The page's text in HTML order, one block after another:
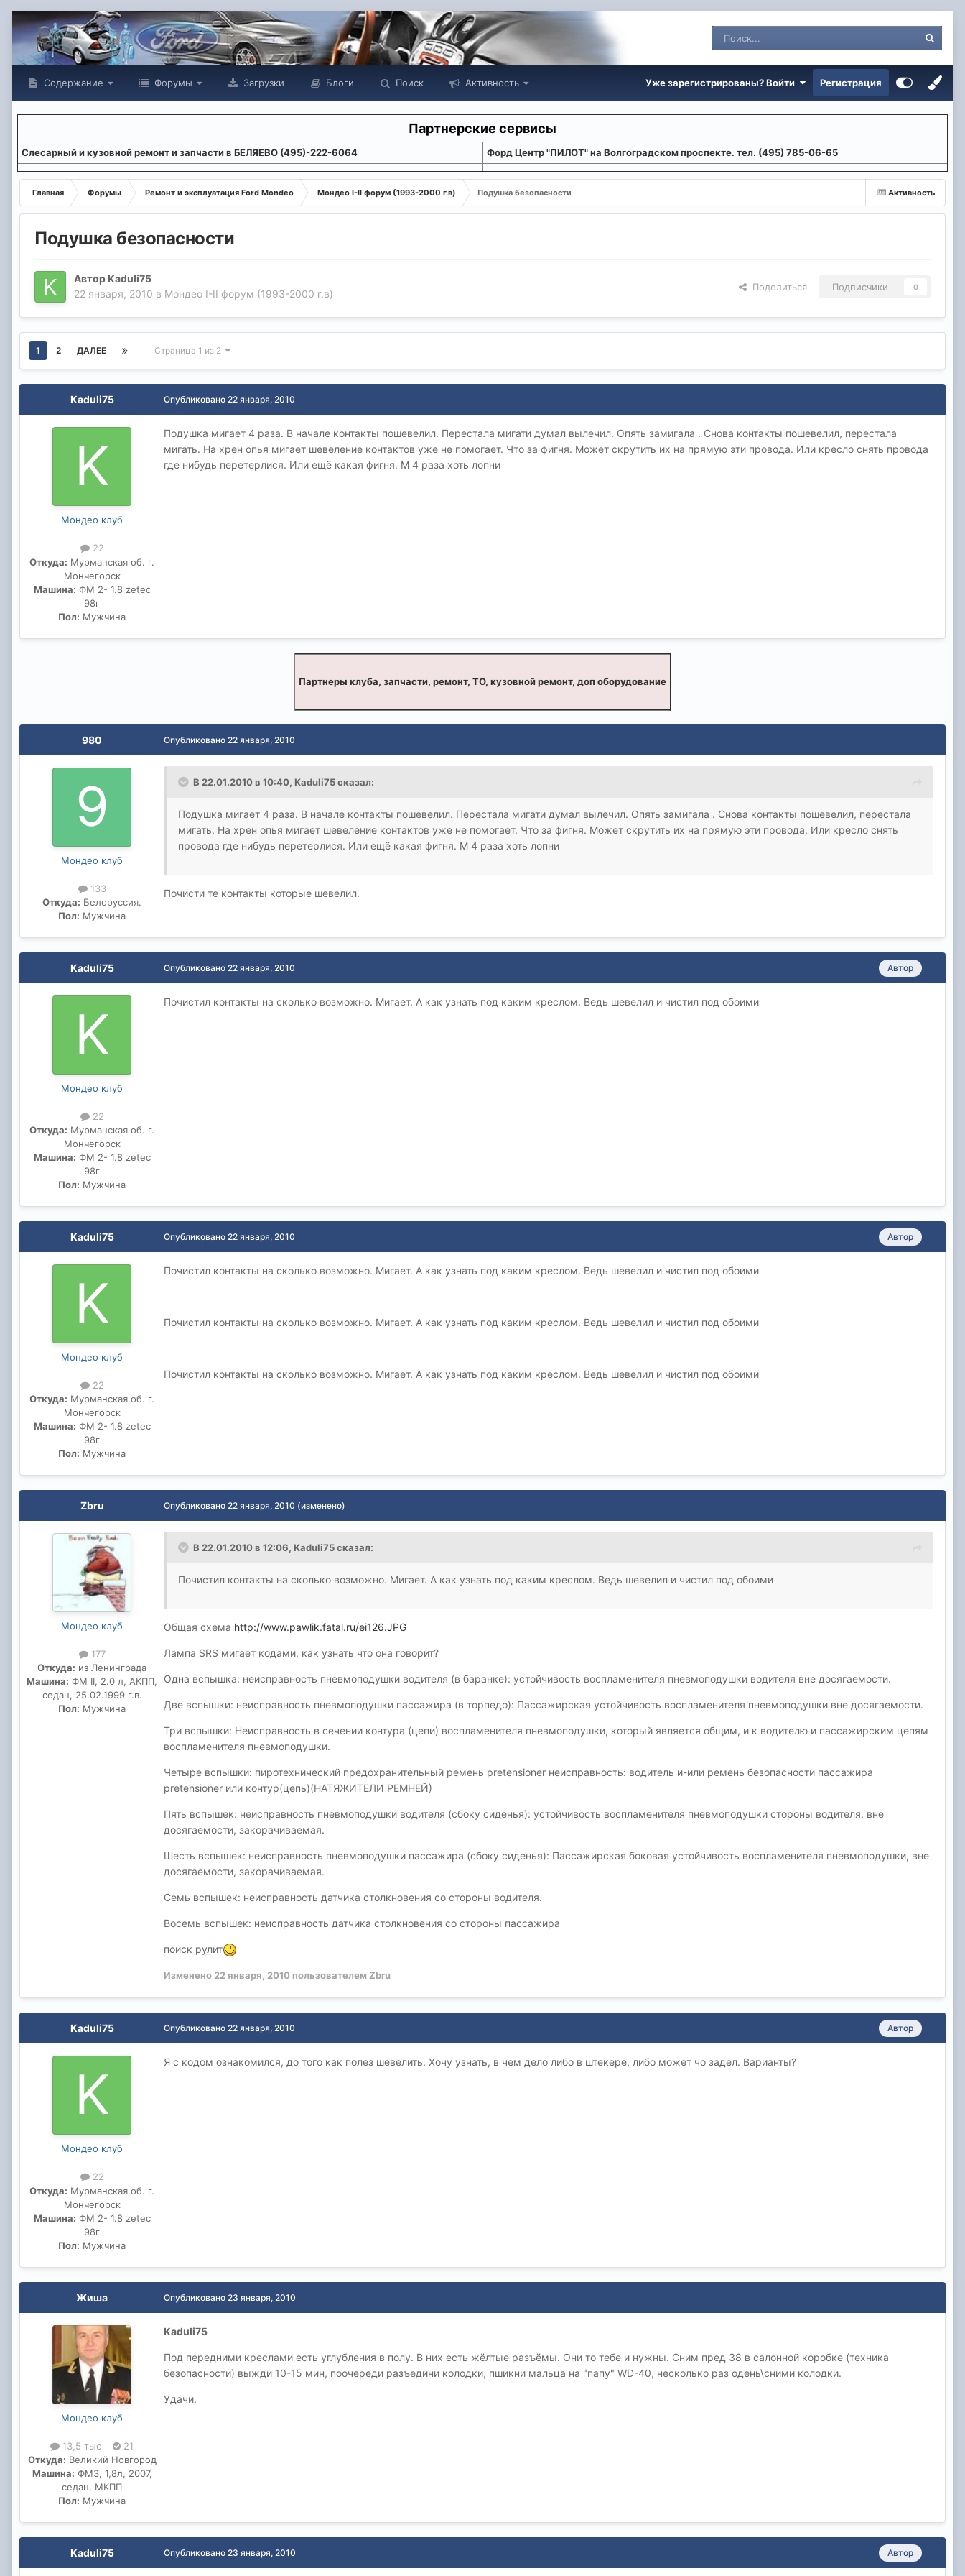
Содержание Форумы Загрузки Блоги Поиск Активность Уже зарегистрированы? Войти Регистрация
Партнерские сервисы
Слесарный и кузовной ремонт и запчасти в БЕЛЯЕВО (495)-222-6064 Форд Центр "ПИЛОТ" на Волгоградском проспекте. тел. (495) 785-06-65
Активность
Главная Форумы Ремонт и эксплуатация Ford Mondeo Мондео I-II форум (1993-2000 г.в) Подушка безопасности
Подушка безопасности
Автор Kaduli75
22 января, 2010 в Мондео I-II форум (1993-2000 г.в)
Поделиться Подписчики 0
1 2 ДАЛЕЕ Страница 1 из 2
Kaduli75
Мондео клуб
22
Откуда: Мурманская об. г.
Мончегорск
Машина: ФМ 2- 1.8 zetec
98г
Пол: Мужчина
Опубликовано 22 января, 2010
Подушка мигает 4 раза. В начале контакты пошевелил. Перестала мигати думал вылечил. Опять замигала . Снова контакты пошевелил, перестала
мигать. На хрен опья мигает шевеление контактов уже не помогает. Что за фигня. Может скрутить их на прямую эти провода. Или кресло снять провода
где нибудь перетерлися. Или ещё какая фигня. М 4 раза хоть лопни
Партнеры клуба, запчасти, ремонт, ТО, кузовной ремонт, доп оборудование
980
Мондео клуб
133
Откуда: Белоруссия.
Пол: Мужчина
Опубликовано 22 января, 2010
В 22.01.2010 в 10:40, Kaduli75 сказал:
Подушка мигает 4 раза. В начале контакты пошевелил. Перестала мигати думал вылечил. Опять замигала . Снова контакты пошевелил, перестала
мигать. На хрен опья мигает шевеление контактов уже не помогает. Что за фигня. Может скрутить их на прямую эти провода. Или кресло снять
провода где нибудь перетерлися. Или ещё какая фигня. М 4 раза хоть лопни
Почисти те контакты которые шевелил.
Kaduli75
Мондео клуб
22
Откуда: Мурманская об. г.
Мончегорск
Машина: ФМ 2- 1.8 zetec
98г
Пол: Мужчина
Автор
Опубликовано 22 января, 2010
Почистил контакты на сколько возможно. Мигает. А как узнать под каким креслом. Ведь шевелил и чистил под обоими
Kaduli75
Мондео клуб
22
Откуда: Мурманская об. г.
Мончегорск
Машина: ФМ 2- 1.8 zetec
98г
Пол: Мужчина
Автор
Опубликовано 22 января, 2010
Почистил контакты на сколько возможно. Мигает. А как узнать под каким креслом. Ведь шевелил и чистил под обоими
Почистил контакты на сколько возможно. Мигает. А как узнать под каким креслом. Ведь шевелил и чистил под обоими
Почистил контакты на сколько возможно. Мигает. А как узнать под каким креслом. Ведь шевелил и чистил под обоими
Zbru
Мондео клуб
177
Откуда: из Ленинграда
Машина: ФМ II, 2.0 л, АКПП,
седан, 25.02.1999 г.в.
Пол: Мужчина
Опубликовано 22 января, 2010 (изменено)
В 22.01.2010 в 12:06, Kaduli75 сказал:
Почистил контакты на сколько возможно. Мигает. А как узнать под каким креслом. Ведь шевелил и чистил под обоими
Общая схема http://www.pawlik.fatal.ru/ei126.JPG
Лампа SRS мигает кодами, как узнать что она говорит?
Одна вспышка: неисправность пневмоподушки водителя (в баранке): устойчивость воспламенителя пневмоподушки водителя вне досягаемости.
Две вспышки: неисправность пневмоподушки пассажира (в торпедо): Пассажирская устойчивость воспламенителя пневмоподушки вне досягаемости.
Три вспышки: Неисправность в сечении контура (цепи) воспламенителя пневмоподушки, который является общим, и к водителю и пассажирским цепям
воспламенителя пневмоподушки.
Четыре вспышки: пиротехнический предохранительный ремень pretensioner неисправность: водитель и-или ремень безопасности пассажира
pretensioner или контур(цепь)(НАТЯЖИТЕЛИ РЕМНЕЙ)
Пять вспышек: неисправность пневмоподушки водителя (сбоку сиденья): устойчивость воспламенителя пневмоподушки стороны водителя, вне
досягаемости, закорачиваемая.
Шесть вспышек: неисправность пневмоподушки пассажира (сбоку сиденья): Пассажирская боковая устойчивость воспламенителя пневмоподушки, вне
досягаемости, закорачиваемая.
Семь вспышек: неисправность датчика столкновения со стороны водителя.
Восемь вспышек: неисправность датчика столкновения со стороны пассажира
поиск рулит
Изменено 22 января, 2010 пользователем Zbru
Kaduli75
Мондео клуб
22
Откуда: Мурманская об. г.
Мончегорск
Машина: ФМ 2- 1.8 zetec
98г
Пол: Мужчина
Автор
Опубликовано 22 января, 2010
Я с кодом ознакомился, до того как полез шевелить. Хочу узнать, в чем дело либо в штекере, либо может чо задел. Варианты?
Жиша
Мондео клуб
13,5 тыс
21
Откуда: Великий Новгород
Машина: ФМ3, 1,8л, 2007,
седан, МКПП
Пол: Мужчина
Опубликовано 23 января, 2010
Kaduli75
Под передними креслами есть углубления в полу. В них есть жёлтые разъёмы. Они то тебе и нужны. Сним пред 38 в салонной коробке (техника
безопасности) выжди 10-15 мин, поочереди разъедини колодки, пшикни мальца на "папу" WD-40, несколько раз одень\сними колодки.
Удачи.
Kaduli75 Автор
Опубликовано 23 января, 2010